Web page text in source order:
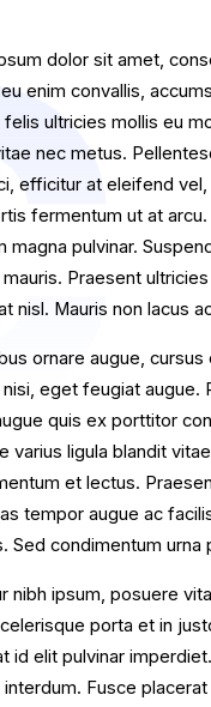
dolor sit amet,
enim convallis,
ultricies mollis eu
nec metus.
efficitur at eleifend
fermentum ut at
magna pulvinar.
Praesent
nisl. Mauris non lacus
ornare augue,
eget feugiat augue.
quis ex porttitor
varius ligula blandit
et lectus.
tempor augue ac
Sed condimentum
nibh ipsum, posuere
porta et in
id elit pulvinar
interdum. Fusce